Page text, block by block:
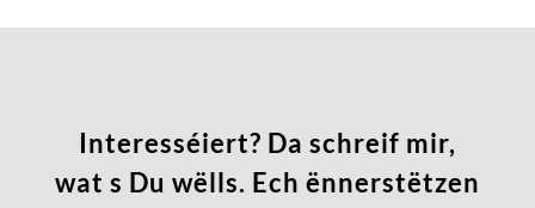
Interesséiert? Da schreif mir,
wat s Du wëlls. Ech ënnerstëtzen